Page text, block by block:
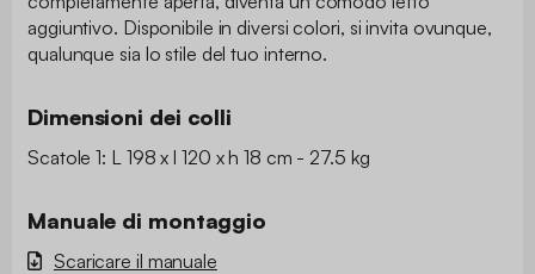
aggiuntivo. Disponibile in diversi colori, si invita ovunque,
qualunque sia lo stile del tuo interno.
Dimensioni dei colli
Scatole 1: L 198 x l 120 x h 18 cm - 27.5 kg
Manuale di montaggio
Scaricare il manuale